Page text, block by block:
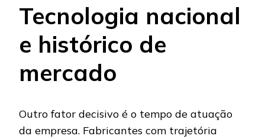
Tecnologia nacional
e histórico de
mercado
Outro fator decisivo é o tempo de atuação
da empresa. Fabricantes com trajetória